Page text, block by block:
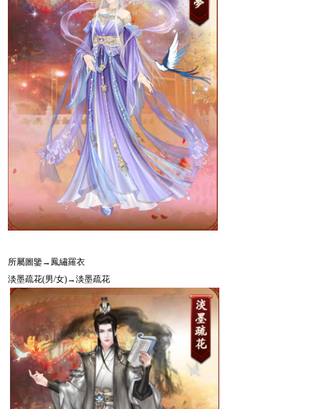
所屬圖鑒→鳳繡羅衣
淡墨疏花(男/女)→淡墨疏花